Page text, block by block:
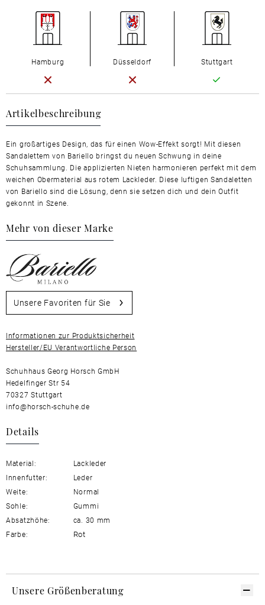
Artikelbeschreibung
Ein großartiges Design, das für einen Wow-Effekt sorgt! Mit diesen
Sandalettem von Bariello bringst du neuen Schwung in deine
Schuhsammlung. Die applizierten Nieten harmonieren perfekt mit dem
weichen Obermaterial aus rotem Lackleder. Diese luftigen Sandaletten
von Bariello sind die Lösung, denn sie setzen dich und dein Outfit
gekonnt in Szene.
Mehr von dieser Marke
Unsere Favoriten für Sie
Informationen zur Produktsicherheit
Hersteller/EU Verantwortliche Person
Schuhhaus Georg Horsch GmbH
Hedelfinger Str 54
70327 Stuttgart
info@horsch-schuhe.de
Details
Material:
Lackleder
Innenfutter:
Leder
Weite:
Normal
Sohle:
Gummi
Absatzhöhe:
ca. 30 mm
Farbe:
Rot
Hamburg Düsseldorf Stuttgart
Unsere Größenberatung